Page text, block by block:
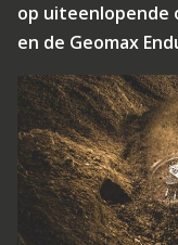
op uiteenlopende
en de Geomax